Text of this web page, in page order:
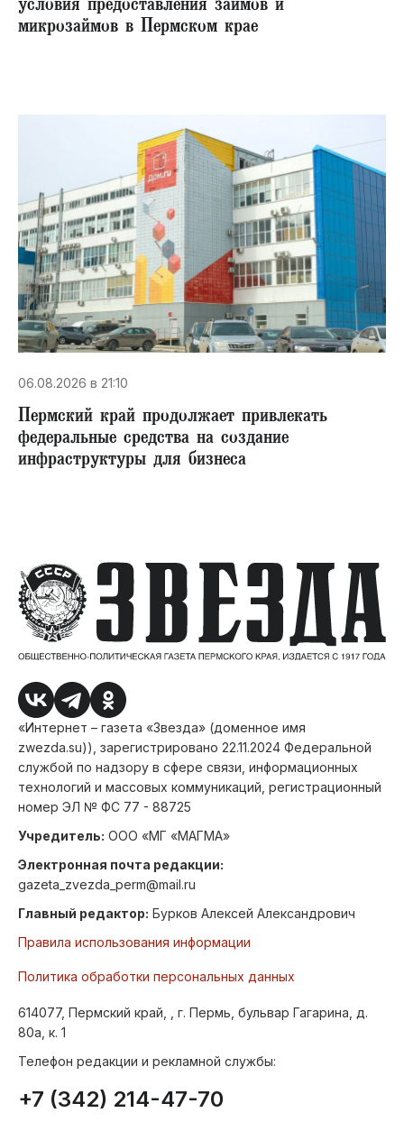
условия предоставления займов и
микрозаймов в Пермском крае
06.08.2026 в 21:10
Пермский край продолжает привлекать
федеральные средства на создание
инфраструктуры для бизнеса
«Интернет – газета «Звезда» (доменное имя
zwezda.su)), зарегистрировано 22.11.2024 Федеральной
службой по надзору в сфере связи, информационных
технологий и массовых коммуникаций, регистрационный
номер ЭЛ № ФС 77 - 88725
Учредитель: ООО «МГ «МАГМА»
Электронная почта редакции:
gazeta_zvezda_perm@mail.ru
Главный редактор: Бурков Алексей Александрович
Правила использования информации
Политика обработки персональных данных
614077, Пермский край, , г. Пермь, бульвар Гагарина, д.
80а, к. 1
Телефон редакции и рекламной службы:
+7 (342) 214-47-70